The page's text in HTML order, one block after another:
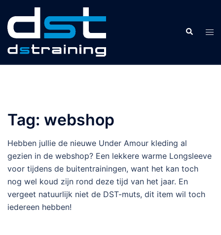
naar
de
inhoud
Zoeken
Tag: webshop
Hebben jullie de nieuwe Under Amour kleding al
gezien in de webshop? Een lekkere warme Longsleeve
voor tijdens de buitentrainingen, want het kan toch
nog wel koud zijn rond deze tijd van het jaar. En
vergeet natuurlijk niet de DST-muts, dit item wil toch
iedereen hebben!